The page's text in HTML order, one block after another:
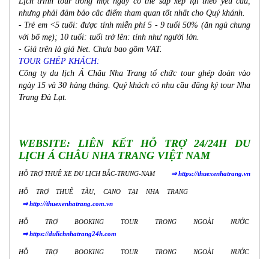
nhưng phải đảm bảo câc điểm tham quan tốt nhất cho Quý khánh.
- Trẻ em <5 tuối: được tính miễn phí 5 - 9 tuổi 50% (ăn ngủ chung
với bố mẹ); 10 tuổi: tuổi trở lên: tính như người lớn.
- Giá trên là giá Net. Chưa bao gồm VAT.
TOUR GHÉP KHÁCH:
Công ty du lịch Á Châu Nha Trang tổ chức tour ghép đoàn vào
ngày 15 và 30 hàng tháng. Quý khách có nhu cầu đăng ký tour Nha
Trang Đà Lạt
WEBSITE: LIÊN KẾT HỖ TRỢ 24/24H DU
LỊCH Á CHÂU NHA TRANG VIỆT NAM
HỖ TRỢ THUÊ XE DU LỊCH BẮC-TRUNG-NAM ⇒https://thuexenhatrang.vn
HỖ TRỢ THUÊ TÀU, CANO TẠI NHA TRANG
⇒http://thuexenhatrang.com.vn
HỖ TRỢ BOOKING TOUR TRONG NGOÀI NƯỚC
⇒https://dulichnhatrang24h.com
HỖ TRỢ BOOKING TOUR TRONG NGOÀI NƯỚC